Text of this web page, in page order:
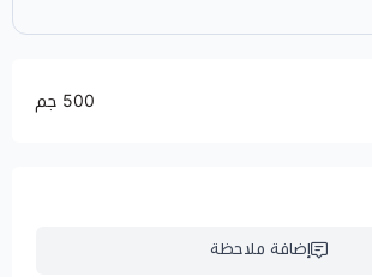
500 جم
إضافة ملاحظة